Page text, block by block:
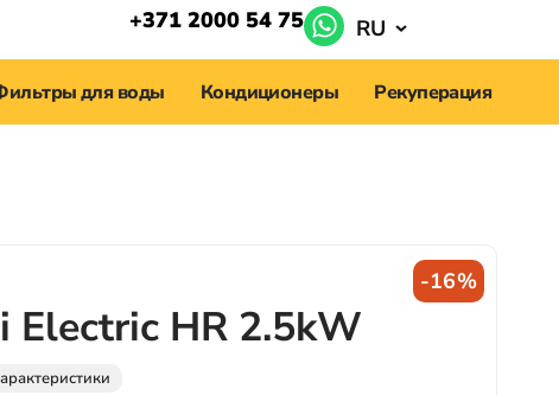
+371 2000 54 75 RU
для воды Кондиционеры Рекуперация
-16%
Electric HR 2.5kW